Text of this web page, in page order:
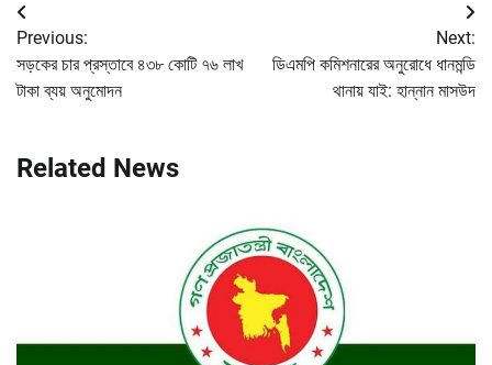
Post
navigation
Previous:
সড়কের চার প্রস্তাবে ৪৩৮ কোটি ৭৬ লাখ
টাকা ব্যয় অনুমোদন
Next:
ডিএমপি কমিশনারের অনুরোধে ধানমন্ডি
থানায় যাই: হান্নান মাসউদ
Related News